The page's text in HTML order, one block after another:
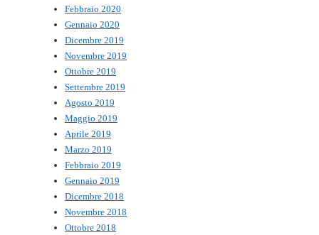
Febbraio 2020
Gennaio 2020
Dicembre 2019
Novembre 2019
Ottobre 2019
Settembre 2019
Agosto 2019
Maggio 2019
Aprile 2019
Marzo 2019
Febbraio 2019
Gennaio 2019
Dicembre 2018
Novembre 2018
Ottobre 2018